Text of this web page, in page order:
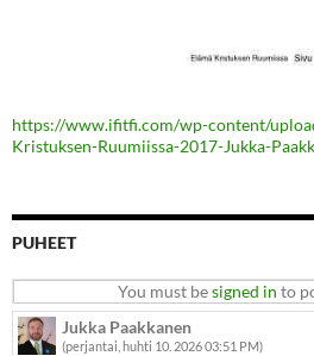
https://www.ifitfi.com/wp-content/
Kristuksen-Ruumiissa-2017-Jukka-
PUHEET
You must besigned in to
Jukka Paakkanen
(perjantai, huhti 10. 2026 03:51 PM)